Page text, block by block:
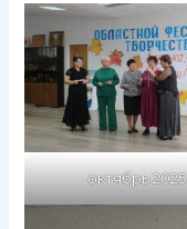
октябрь 2025